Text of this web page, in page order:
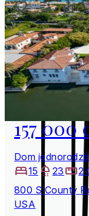
157 000
Dom
15
23
2
800 S County
USA